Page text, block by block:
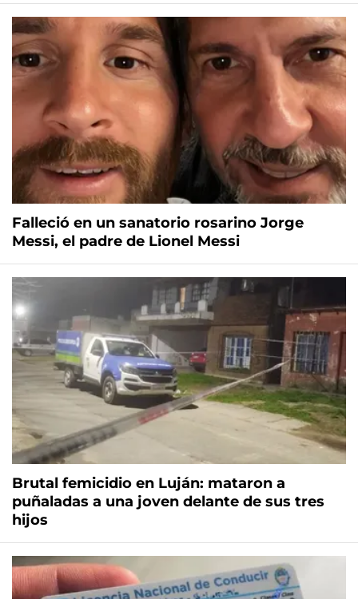
Falleció en un sanatorio rosarino Jorge
Messi, el padre de Lionel Messi
Brutal femicidio en Luján: mataron a
puñaladas a una joven delante de sus tres
hijos